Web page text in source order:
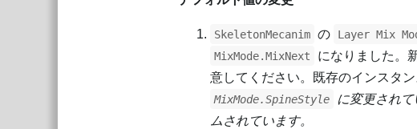
SkeletonMecanim の Layer Mix
MixMode.MixNext になりました。
意してください。既存のインスタン
MixMode.SpineStyle に変更されて
ムされています。